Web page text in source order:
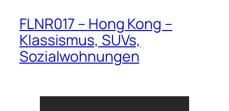
FLNR017 – Hong Kong –
Klassismus, SUVs,
Sozialwohnungen